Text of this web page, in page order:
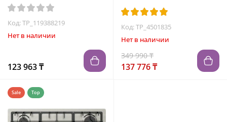
Код: TP_119388219
Нет в наличии
123 963 ₸
Код: TP_4501835
Нет в наличии
349 990 ₸
137 776 ₸
Sale Top